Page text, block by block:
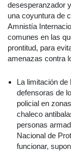
desesperanzador
una coyuntura de
Amnistía
comunes en las
prontitud, para
amenazas contra
La limitación
defensoras de
policial en
chaleco
personas
Nacional de
funcionar,